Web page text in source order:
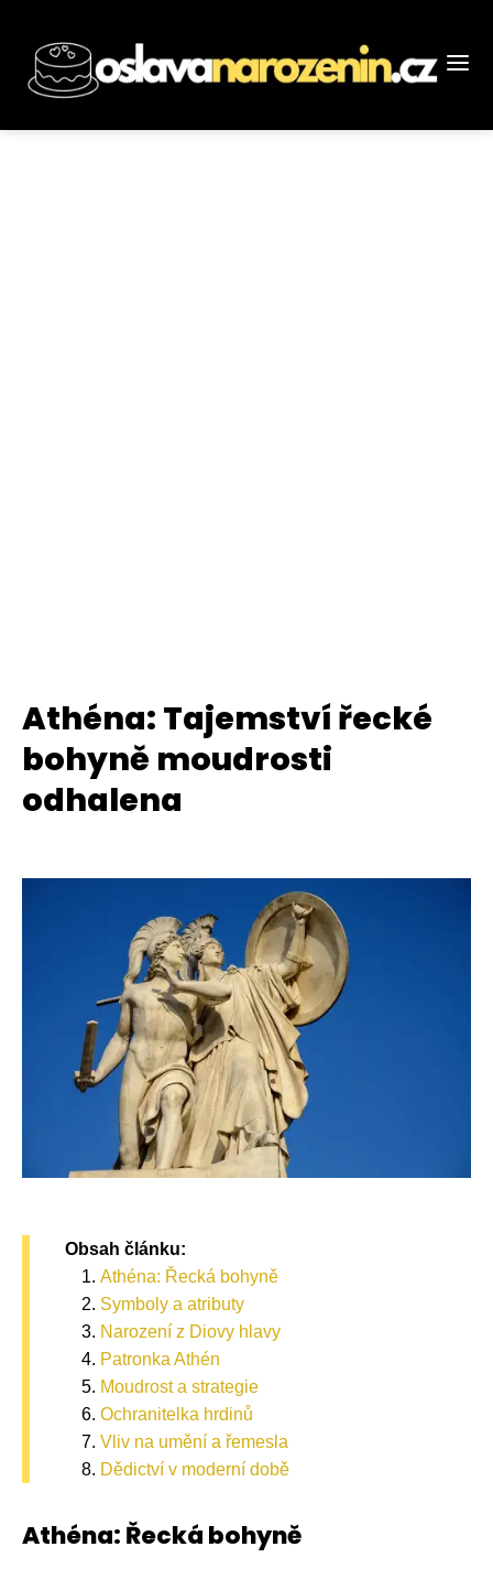
Athéna: Tajemství řecké
bohyně moudrosti
odhalena
Obsah článku:
Athéna: Řecká bohyně
Symboly a atributy
Narození z Diovy hlavy
Patronka Athén
Moudrost a strategie
Ochranitelka hrdinů
Vliv na umění a řemesla
Dědictví v moderní době
Athéna: Řecká bohyně